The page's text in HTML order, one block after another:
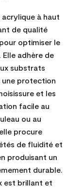
acrylique à haut
de qualité
optimiser le
adhère de
substrats
protection
et les
facile au
ou au
procure
de fluidité et
produisant un
durable.
est brillant et